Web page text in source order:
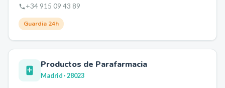
+34 915 09 43 89
Guardia 24h
Productos de Parafarmacia
Madrid· 28023